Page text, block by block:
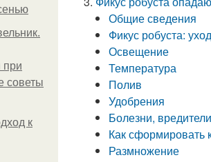
при
советы
к
Общие сведения
Фикус робуста: уход
Освещение
Температура
Полив
Удобрения
Болезни,
Как сформировать
Размножение